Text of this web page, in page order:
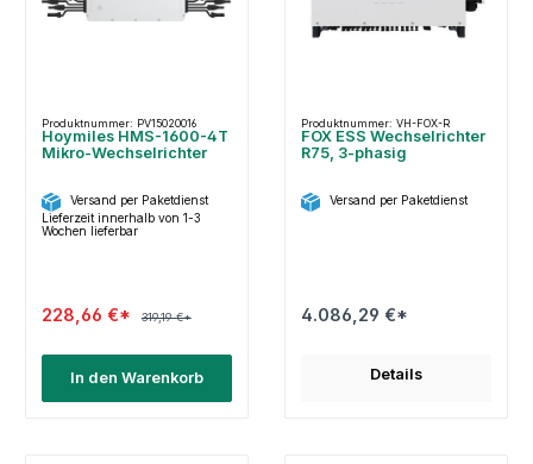
Produktnummer: PV15020016
Hoymiles HMS-1600-4T
Mikro-Wechselrichter
Versand per Paketdienst
Lieferzeit innerhalb von 1-3
Wochen lieferbar
228,66 €* 319,19 €*
In den Warenkorb
Produktnummer: VH-FOX-R
FOX ESS Wechselrichter
R75, 3-phasig
Versand per Paketdienst
4.086,29 €*
Details